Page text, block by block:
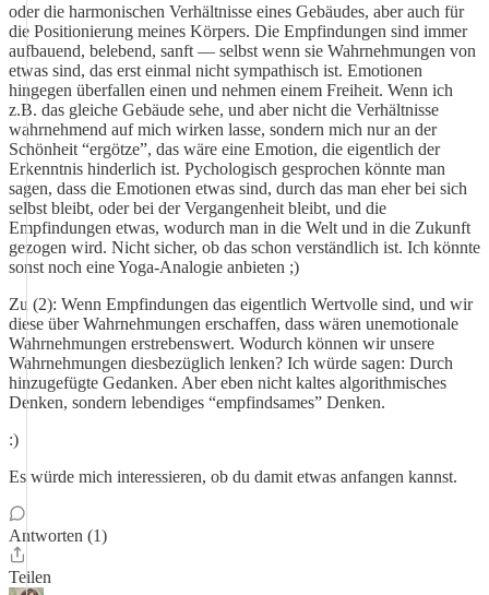
oder die harmonischen Verhältnisse eines Gebäudes, aber auch für
die Positionierung meines Körpers. Die Empfindungen sind immer
aufbauend, belebend, sanft — selbst wenn sie Wahrnehmungen von
etwas sind, das erst einmal nicht sympathisch ist. Emotionen
hingegen überfallen einen und nehmen einem Freiheit. Wenn ich
z.B. das gleiche Gebäude sehe, und aber nicht die Verhältnisse
wahrnehmend auf mich wirken lasse, sondern mich nur an der
Schönheit “ergötze”, das wäre eine Emotion, die eigentlich der
Erkenntnis hinderlich ist. Pychologisch gesprochen könnte man
sagen, dass die Emotionen etwas sind, durch das man eher bei sich
selbst bleibt, oder bei der Vergangenheit bleibt, und die
Empfindungen etwas, wodurch man in die Welt und in die Zukunft
gezogen wird. Nicht sicher, ob das schon verständlich ist. Ich könnte
sonst noch eine Yoga-Analogie anbieten ;)
Zu (2): Wenn Empfindungen das eigentlich Wertvolle sind, und wir
diese über Wahrnehmungen erschaffen, dass wären unemotionale
Wahrnehmungen erstrebenswert. Wodurch können wir unsere
Wahrnehmungen diesbezüglich lenken? Ich würde sagen: Durch
hinzugefügte Gedanken. Aber eben nicht kaltes algorithmisches
Denken, sondern lebendiges “empfindsames” Denken.
:)
Es würde mich interessieren, ob du damit etwas anfangen kannst.
Antworten (1)
Teilen